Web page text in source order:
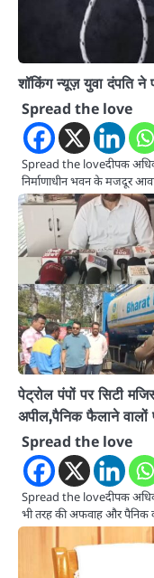
शॉकिंग न्यूज़ युवा दंपति ने
Spread the love
Spread the loveदीपक
निर्माणाधीन भवन के मजदूर
पेट्रोल पंपों पर सिटी
अपील,पैनिक फैलाने वालों
Spread the love
Spread the loveदीपक
भी तरह की अफवाह और पैनिक